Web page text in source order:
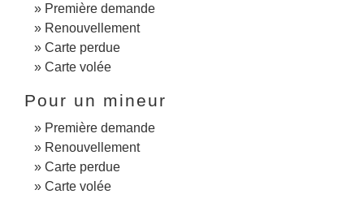
Première demande
Renouvellement
Carte perdue
Carte volée
Pour un mineur
Première demande
Renouvellement
Carte perdue
Carte volée